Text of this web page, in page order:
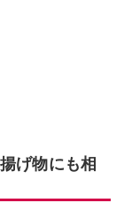
げ物にも相